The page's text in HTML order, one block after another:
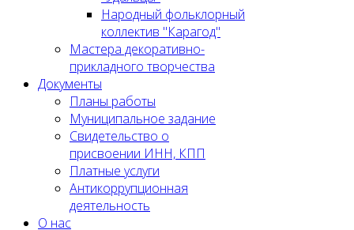
Народный фольклорный
коллектив "Карагод"
Мастера декоративно-
прикладного творчества
Документы
Планы работы
Муниципальное задание
Cвидетельство о
присвоении ИНН, КПП
Платные услуги
Антикоррупционная
деятельность
О нас